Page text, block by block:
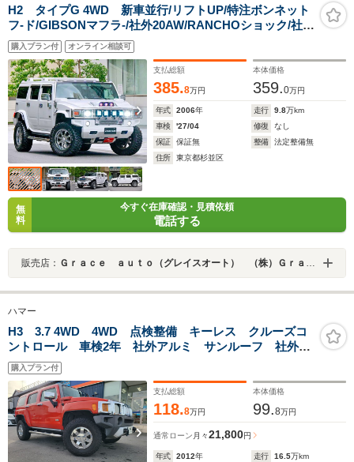
H2 タイプG 4WD 新車並行/リフトUP/特注ボンネット
フ-ド/GIBSONマフラ-/社外20AW/RANCHOショック/社外
LEDライト/社外LEDテ-ル・社外グリルガ-ド/社外サイド
STEP/黒革/サンル-フ/リクライニングKIT/大型ナビ/TV/B
カメラ/バネサス交換
購入プラン付 オンライン相談可
支払総額
385.8万円
本体価格
359.0万円
年式 2006年 走行 9.8万km
車検
'27/04 修復
なし
保証
保証無 整備
法定整備無
住所
東京都杉並区
無
料
今すぐ在庫確認・見積依頼
電話する
販売店： Ｇｒａｃｅ ａｕｔｏ（グレイスオート） （株）Ｇｒａｃｅ
ハマー
H3 3.7 4WD 4WD 点検整備 キーレス クルーズコ
ントロール 車検2年 社外アルミ サンルーフ 社外ナ
ビ Bカメラ ETC
購入プラン付
支払総額
118.8万円
本体価格
99.8万円
通常ローン 月々21,800円
年式 2012年 走行 16.5万km